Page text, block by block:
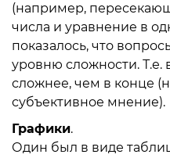
(например,
числа и уравнение в
показалось, что
уровню сложности. Т.е.
сложнее, чем в конце
субъективное мнение).
Графики.
Один был в виде